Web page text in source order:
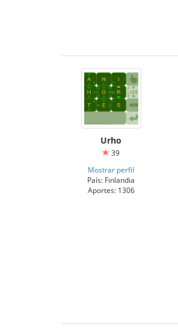
Urho
39
Mostrar perfil
País: Finlandia
Aportes: 1306